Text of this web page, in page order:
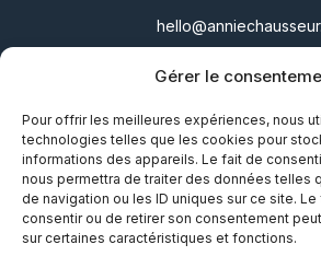
Gérer le
Pour offrir les meilleures expériences, nous
technologies telles que les cookies pour
informations des appareils. Le fait de
nous permettra de traiter des données telles
de navigation ou les ID uniques sur ce site.
consentir ou de retirer son consentement
sur certaines caractéristiques et fonctions.
Instagram
Twitter
Facebook